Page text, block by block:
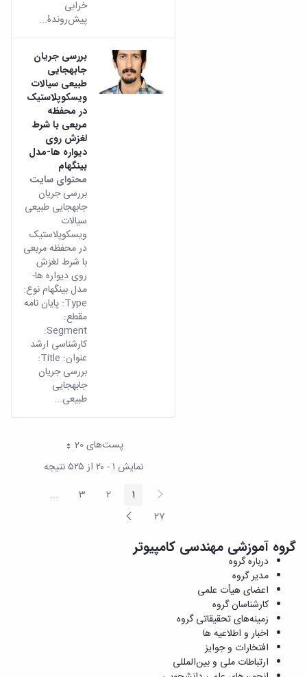
خرابی
پیش‌روندۀ...
بررسی جریان
جابه­جایی
طبیعی سیالات
ویسکوپلاستیک
در محفظه
مربعی با شرط
لغزش روی
دیواره ها-مدل
بینگهام
محتوای سایت
بررسی جریان
جابه­جایی طبیعی
سیالات
ویسکوپلاستیک
در محفظه مربعی
با شرط لغزش
روی دیواره ها-
مدل بینگهام نوع:
Type: پایان نامه
مقطع:
Segment:
کارشناسی ارشد
عنوان: Title:
بررسی جریان
جابه­جایی
طبیعی...
پست‌‌های 20هر صفحه
نمایش ۱ - ۲۰ از ۵۲۵ نتیجه
پیغام
قبلی صفحه1 صفحه2 صفحه3
...
Pages
صفحه27 صفحه
بعد
گروه آموزشی مهندسی کامپیوتر
درباره گروه
مدیر گروه
اعضای هیأت علمی
کارشناسان گروه
زمینه‌های تحقیقاتی گروه
اخبار و اطلاعیه ها
افتخارات و جوایز
ارتباطات ملی و بین‌المللی